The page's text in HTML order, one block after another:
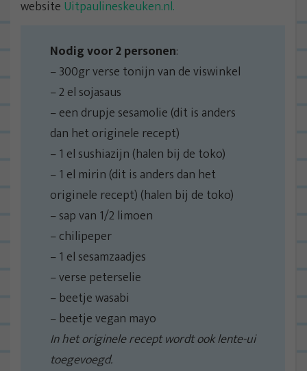
website Uitpaulineskeuken.nl.
Nodig voor 2 personen:
– 300gr verse tonijn van de viswinkel
– 2 el sojasaus
– een drupje sesamolie (dit is anders
dan het originele recept)
– 1 el sushiazijn (halen bij de toko)
– 1 el mirin (dit is anders dan het
originele recept) (halen bij de toko)
– sap van 1/2 limoen
– chilipeper
– 1 el sesamzaadjes
– verse peterselie
– beetje wasabi
– beetje vegan mayo
In het originele recept wordt ook lente-ui
toegevoegd.